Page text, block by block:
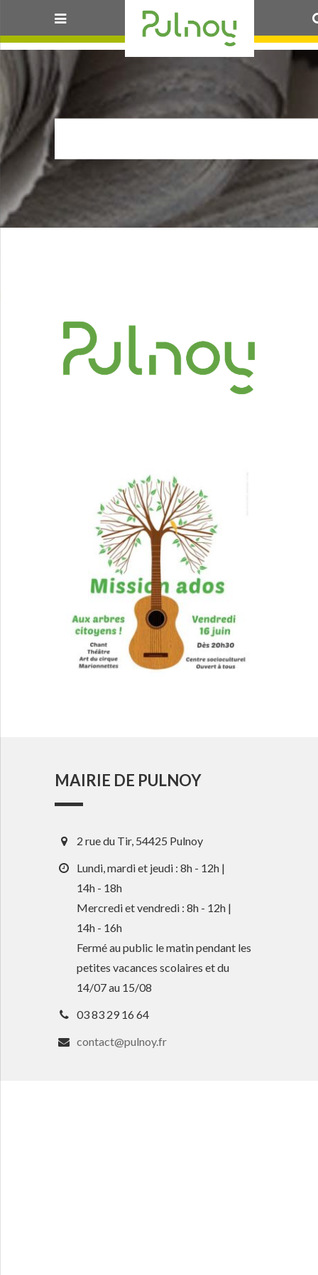
MAIRIE DE PULNOY
2 rue du Tir, 54425 Pulnoy
Lundi, mardi et jeudi : 8h - 12h |
14h - 18h
Mercredi et vendredi : 8h - 12h |
14h - 16h
Fermé au public le matin pendant les
petites vacances scolaires et du
14/07 au 15/08
03 83 29 16 64
contact@pulnoy.fr